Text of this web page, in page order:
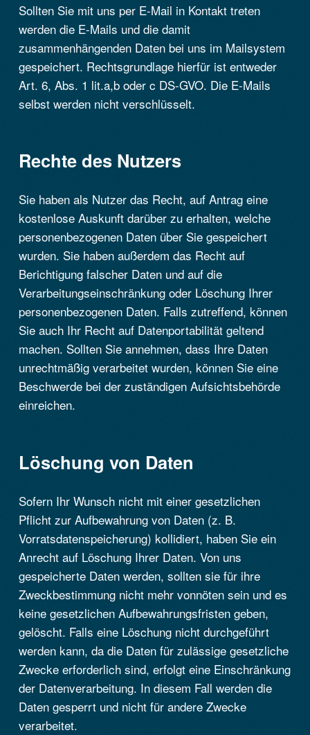
Sollten Sie mit uns per E-Mail in Kontakt treten
werden die E-Mails und die damit
zusammenhängenden Daten bei uns im Mailsystem
gespeichert. Rechtsgrundlage hierfür ist entweder
Art. 6, Abs. 1 lit.a,b oder c DS-GVO. Die E-Mails
selbst werden nicht verschlüsselt.
Rechte des Nutzers
Sie haben als Nutzer das Recht, auf Antrag eine
kostenlose Auskunft darüber zu erhalten, welche
personenbezogenen Daten über Sie gespeichert
wurden. Sie haben außerdem das Recht auf
Berichtigung falscher Daten und auf die
Verarbeitungseinschränkung oder Löschung Ihrer
personenbezogenen Daten. Falls zutreffend, können
Sie auch Ihr Recht auf Datenportabilität geltend
machen. Sollten Sie annehmen, dass Ihre Daten
unrechtmäßig verarbeitet wurden, können Sie eine
Beschwerde bei der zuständigen Aufsichtsbehörde
einreichen.
Löschung von Daten
Sofern Ihr Wunsch nicht mit einer gesetzlichen
Pflicht zur Aufbewahrung von Daten (z. B.
Vorratsdatenspeicherung) kollidiert, haben Sie ein
Anrecht auf Löschung Ihrer Daten. Von uns
gespeicherte Daten werden, sollten sie für ihre
Zweckbestimmung nicht mehr vonnöten sein und es
keine gesetzlichen Aufbewahrungsfristen geben,
gelöscht. Falls eine Löschung nicht durchgeführt
werden kann, da die Daten für zulässige gesetzliche
Zwecke erforderlich sind, erfolgt eine Einschränkung
der Datenverarbeitung. In diesem Fall werden die
Daten gesperrt und nicht für andere Zwecke
verarbeitet.